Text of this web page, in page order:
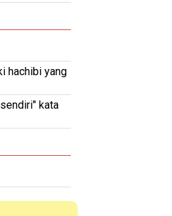
hachibi yang
kata